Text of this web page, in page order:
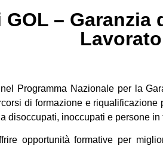
GOL –
nel Programma Nazionale per la
di formazione e riqualificazione
disoccupati, inoccupati e persone
opportunità formative per